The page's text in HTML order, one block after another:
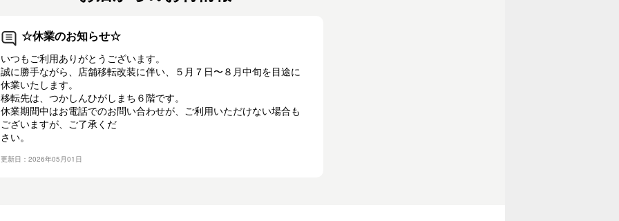
☆休業のお知らせ☆
いつもご利用ありがとうございます。
誠に勝手ながら、店舗移転改装に伴い、５月７日〜８月中旬を目途に
休業いたします。
移転先は、つかしんひがしまち６階です。
休業期間中はお電話でのお問い合わせが、ご利用いただけない場合も
ございますが、ご了承くだ
さい。
更新日：2026年05月01日